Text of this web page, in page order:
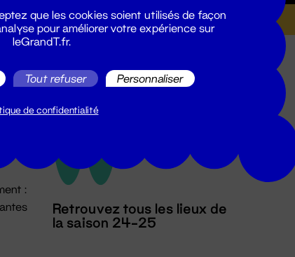
→ 18h
:
Retrouvez tous les lieux de
la saison 24-25
que les cookies soient utilisés de façon
pour améliorer votre expérience sur
leGrandT.fr.
Tout refuser Personnaliser
de confidentialité